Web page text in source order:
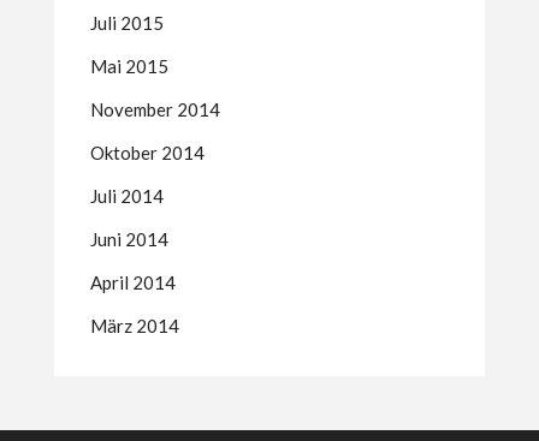
Juli 2015
Mai 2015
November 2014
Oktober 2014
Juli 2014
Juni 2014
April 2014
März 2014